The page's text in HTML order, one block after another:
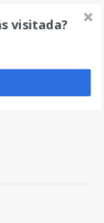
visitada?